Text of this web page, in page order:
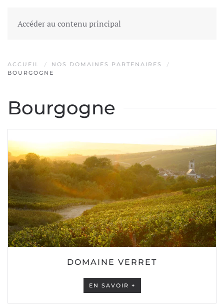
Accéder au contenu principal
ACCUEIL
NOS DOMAINES PARTENAIRES
BOURGOGNE
Bourgogne
DOMAINE VERRET
EN SAVOIR +